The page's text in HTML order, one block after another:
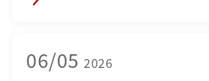
06/05 2026